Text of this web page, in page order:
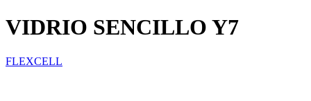
VIDRIO SENCILLO Y7
FLEXCELL